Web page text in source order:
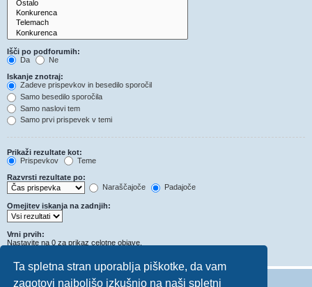
Ta spletna stran uporablja piškotke, da vam
zagotovi najboljšo izkušnjo na naši spletni
Išči po podforumih:
Da
Ne
Iskanje znotraj:
Zadeve prispevkov in besedilo sporočil
Samo besedilo sporočila
Samo naslovi tem
Samo prvi prispevek v temi
Prikaži rezultate kot:
Prispevkov
Teme
Razvrsti rezultate po:
Naraščajoče
Padajoče
Omejitev iskanja na zadnjih:
Vrni prvih:
Nastavite na 0 za prikaz celotne objave.